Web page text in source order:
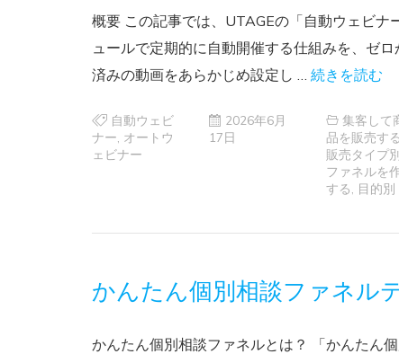
概要 この記事では、UTAGEの「自動ウェビ
ュールで定期的に自動開催する仕組みを、ゼ
済みの動画をあらかじめ設定し … 続きを読む
自動ウェビ
ナー オートウ
ェビナー
2026年6月
17日
集客して
品を販売する
販売タイプ
ファネルを
する
目的別
かんたん個別相談ファネル
かんたん個別相談ファネルとは？ 「かんたん